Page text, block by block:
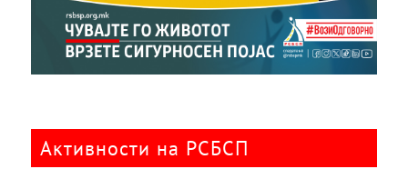
Активности на РСБСП